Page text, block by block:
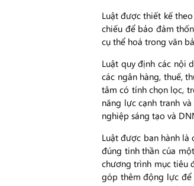
Luật được thiết kế
chiếu để bảo đảm
cụ thể hoá trong văn
Luật quy định các nội
các ngân hàng, thuế,
tâm có tính chọn lọc,
năng lực cạnh tranh
nghiệp sáng tạo và
Luật được ban hành
đúng tinh thần của
chương trình mục tiêu
góp thêm động lực để